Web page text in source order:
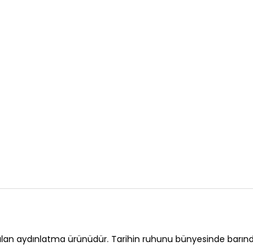
aydınlatma ürünüdür. Tarihin ruhunu bünyesinde